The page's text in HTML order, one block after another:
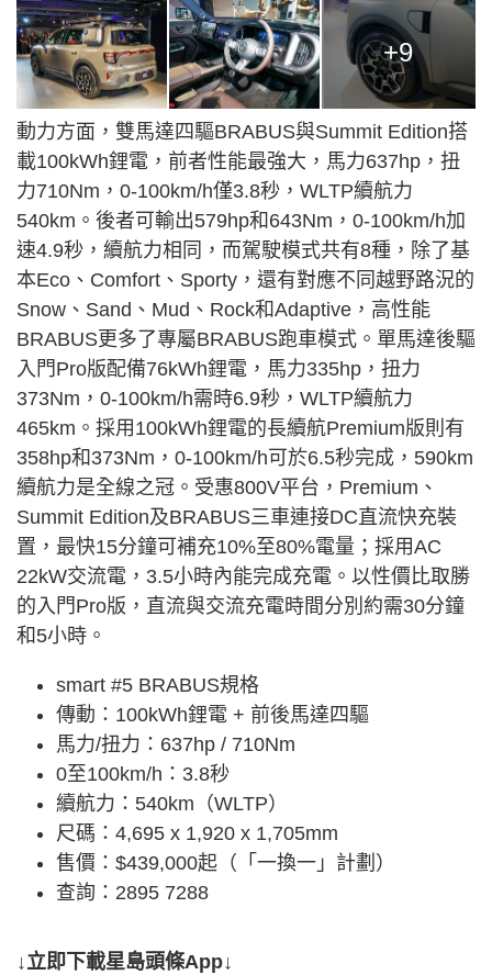
+9
動力方面，雙馬達四驅BRABUS與Summit Edition搭
載100kWh鋰電，前者性能最強大，馬力637hp，扭
力710Nm，0-100km/h僅3.8秒，WLTP續航力
540km。後者可輸出579hp和643Nm，0-100km/h加
速4.9秒，續航力相同，而駕駛模式共有8種，除了基
本Eco、Comfort、Sporty，還有對應不同越野路況的
Snow、Sand、Mud、Rock和Adaptive，高性能
BRABUS更多了專屬BRABUS跑車模式。單馬達後驅
入門Pro版配備76kWh鋰電，馬力335hp，扭力
373Nm，0-100km/h需時6.9秒，WLTP續航力
465km。採用100kWh鋰電的長續航Premium版則有
358hp和373Nm，0-100km/h可於6.5秒完成，590km
續航力是全線之冠。受惠800V平台，Premium、
Summit Edition及BRABUS三車連接DC直流快充裝
置，最快15分鐘可補充10%至80%電量；採用AC
22kW交流電，3.5小時內能完成充電。以性價比取勝
的入門Pro版，直流與交流充電時間分別約需30分鐘
和5小時。
smart #5 BRABUS規格
傳動：100kWh鋰電 + 前後馬達四驅
馬力/扭力：637hp / 710Nm
0至100km/h：3.8秒
續航力：540km（WLTP）
尺碼：4,695 x 1,920 x 1,705mm
售價：$439,000起（「一換一」計劃）
查詢：2895 7288
↓立即下載星島頭條App↓